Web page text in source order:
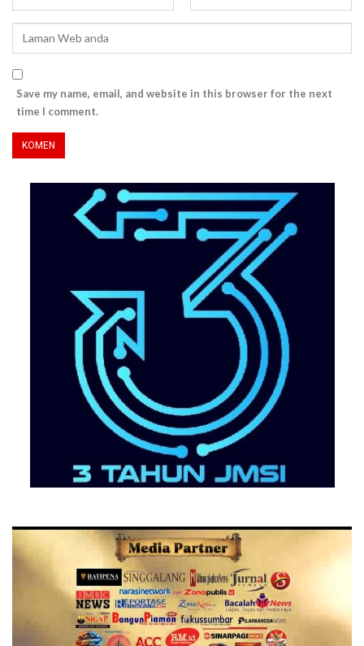
Save my name, email, and website in this browser for the next
time I comment.